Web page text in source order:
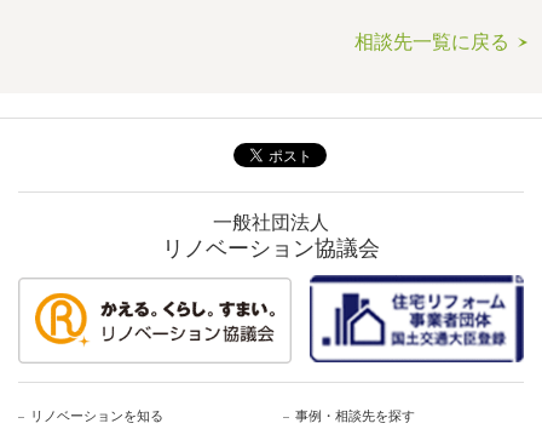
相談先一覧に戻る
一般社団法人
リノベーション協議会
リノベーションを知る 事例・相談先を探す